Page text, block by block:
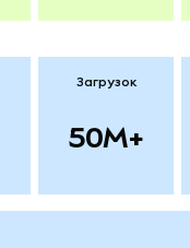
Загрузок
50M+